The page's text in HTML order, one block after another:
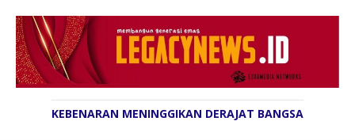
KEBENARAN MENINGGIKAN DERAJAT BANGSA